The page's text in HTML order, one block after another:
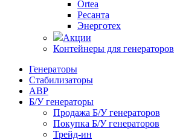
Ortea
Ресанта
Энерготех
Акции
Контейнеры для генераторов
Генераторы
Стабилизаторы
АВР
Б/У генераторы
Продажа Б/У генераторов
Покупка Б/У генераторов
Трейд-ин